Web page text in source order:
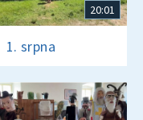
20:01
1. srpna